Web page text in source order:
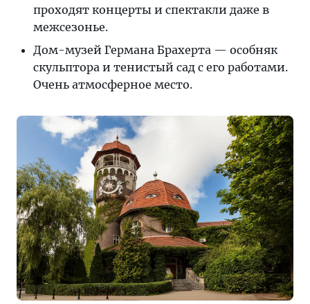
проходят концерты и спектакли даже в
межсезонье.
Дом-музей Германа Брахерта — особняк
скульптора и тенистый сад с его работами.
Очень атмосферное место.